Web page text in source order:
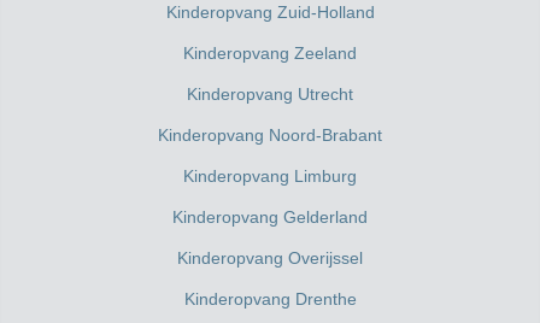
Kinderopvang Zuid-Holland
Kinderopvang Zeeland
Kinderopvang Utrecht
Kinderopvang Noord-Brabant
Kinderopvang Limburg
Kinderopvang Gelderland
Kinderopvang Overijssel
Kinderopvang Drenthe